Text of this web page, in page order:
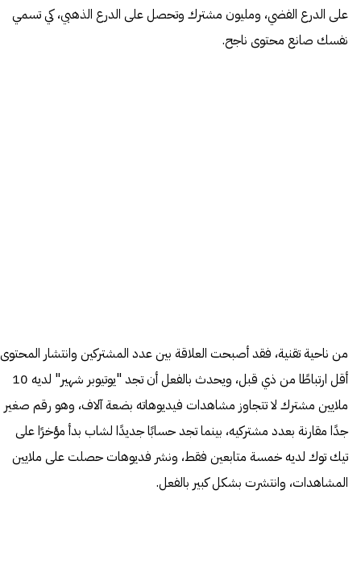
على الدرع الفضي، ومليون مشترك وتحصل على الدرع الذهبي، كي تسمي
نفسك صانع محتوى ناجح.
من ناحية تقنية، فقد أصبحت العلاقة بين عدد المشتركين وانتشار المحتوى
أقل ارتباطًا من ذي قبل، ويحدث بالفعل أن تجد "يوتيوبر شهير" لديه 10
ملايين مشترك لا تتجاوز مشاهدات فيديوهاته بضعة آلاف، وهو رقم صغير
جدًا مقارنة بعدد مشتركيه، بينما تجد حسابًا جديدًا لشاب بدأ مؤخرًا على
تيك توك لديه خمسة متابعين فقط، ونشر فديوهات حصلت على ملايين
المشاهدات، وانتشرت بشكل كبير بالفعل.